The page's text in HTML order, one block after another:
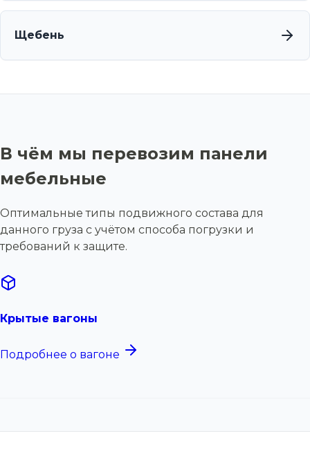
Щебень
В чём мы перевозим панели
мебельные
Оптимальные типы подвижного состава для
данного груза с учётом способа погрузки и
требований к защите.
Крытые вагоны
Подробнее о вагоне